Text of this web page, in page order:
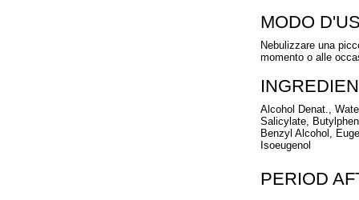
MODO
Nebulizzare una
momento o alle
Alcohol Denat.,
Salicylate,
Benzyl Alcohol,
Isoeugenol
PERIOD